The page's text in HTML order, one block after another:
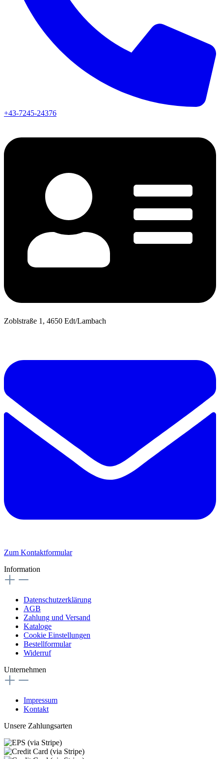
+43-7245-24376
Zoblstraße 1, 4650 Edt/Lambach
Zum Kontaktformular
Information
Datenschutzerklärung
AGB
Zahlung und Versand
Kataloge
Cookie Einstellungen
Bestellformular
Widerruf
Unternehmen
Impressum
Kontakt
Unsere Zahlungsarten